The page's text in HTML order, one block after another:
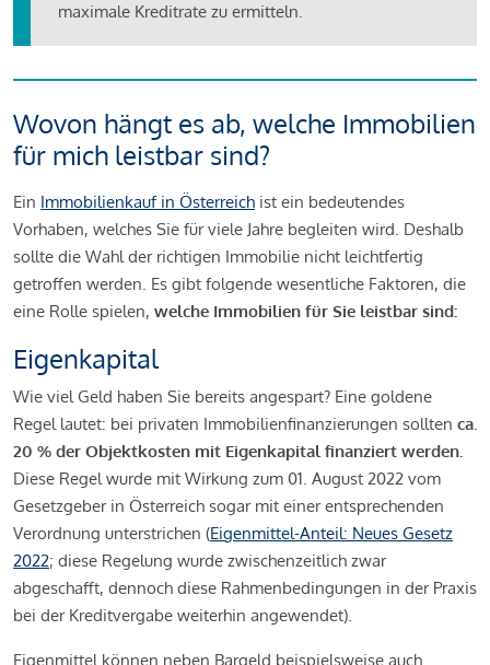
maximale Kreditrate zu ermitteln.
Wovon hängt es ab, welche Immobilien
für mich leistbar sind?
Ein Immobilienkauf in Österreich ist ein bedeutendes
Vorhaben, welches Sie für viele Jahre begleiten wird. Deshalb
sollte die Wahl der richtigen Immobilie nicht leichtfertig
getroffen werden. Es gibt folgende wesentliche Faktoren, die
eine Rolle spielen, welche Immobilien für Sie leistbar sind:
Eigenkapital
Wie viel Geld haben Sie bereits angespart? Eine goldene
Regel lautet: bei privaten Immobilienfinanzierungen sollten ca.
20 % der Objektkosten mit Eigenkapital finanziert werden.
Diese Regel wurde mit Wirkung zum 01. August 2022 vom
Gesetzgeber in Österreich sogar mit einer entsprechenden
Verordnung unterstrichen (Eigenmittel-Anteil: Neues Gesetz
2022; diese Regelung wurde zwischenzeitlich zwar
abgeschafft, dennoch diese Rahmenbedingungen in der Praxis
bei der Kreditvergabe weiterhin angewendet).
Eigenmittel können neben Bargeld beispielsweise auch